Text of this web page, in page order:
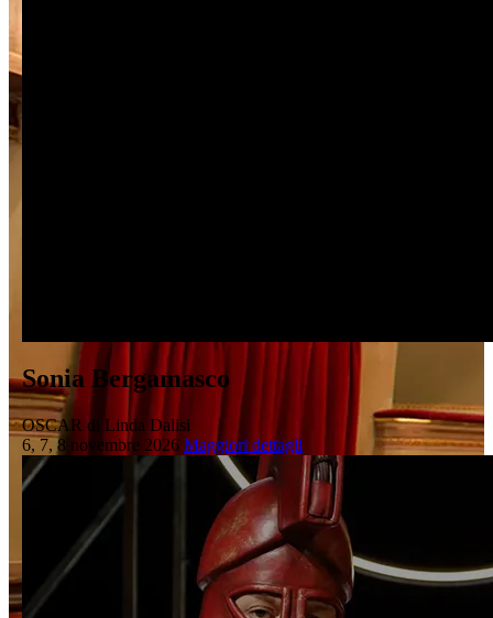
Sonia Bergamasco
OSCAR di Linda Dalisi
6, 7, 8 novembre 2026 Maggiori dettagli